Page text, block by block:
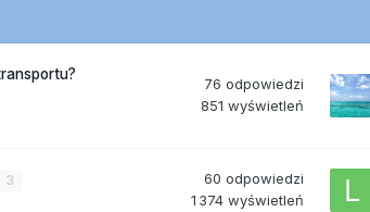
76 odpowiedzi
851 wyświetleń
3 60 odpowiedzi
1 374 wyświetleń